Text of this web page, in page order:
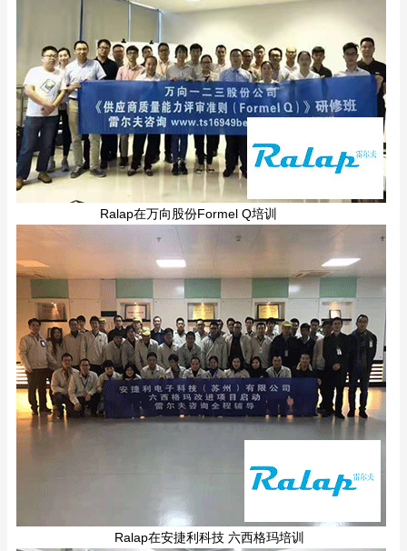
Ralap在万向股份Formel Q培训
Ralap在安捷利科技 六西格玛培训